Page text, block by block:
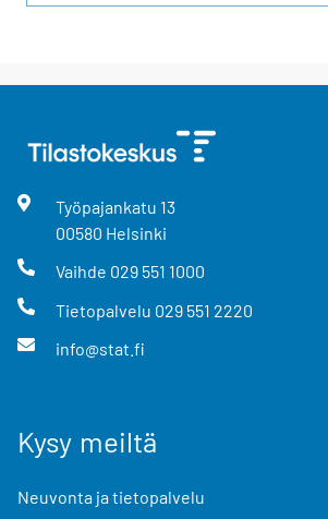
Työpajankatu 13
00580 Helsinki
Vaihde 029 551 1000
Tietopalvelu 029 551 2220
info@stat.fi
Kysy meiltä
Neuvonta ja tietopalvelu